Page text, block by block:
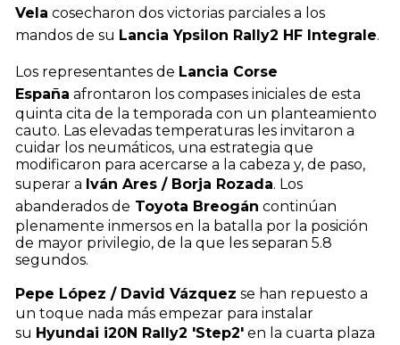
Vela cosecharon dos victorias parciales a los
mandos de su Lancia Ypsilon Rally2 HF Integrale.
Los representantes de Lancia Corse
España afrontaron los compases iniciales de esta
quinta cita de la temporada con un planteamiento
cauto. Las elevadas temperaturas les invitaron a
cuidar los neumáticos, una estrategia que
modificaron para acercarse a la cabeza y, de paso,
superar a Iván Ares / Borja Rozada. Los
abanderados de Toyota Breogán continúan
plenamente inmersos en la batalla por la posición
de mayor privilegio, de la que les separan 5.8
segundos.
Pepe López / David Vázquez se han repuesto a
un toque nada más empezar para instalar
su Hyundai i20N Rally2 'Step2' en la cuarta plaza